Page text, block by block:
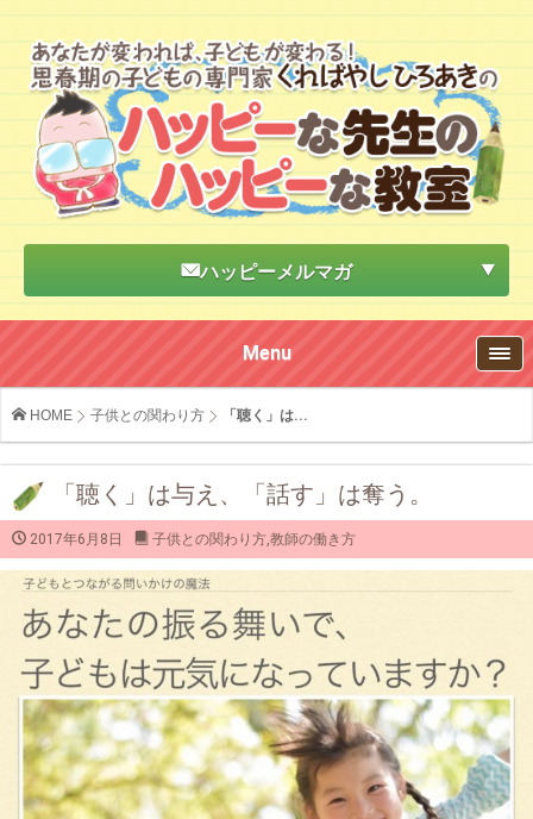
ハッピーメルマガ
Menu
HOME 子供との関わり方 「聴く」は...
「聴く」は与え、「話す」は奪う。
2017年6月8日 子供との関わり方,教師の働き方